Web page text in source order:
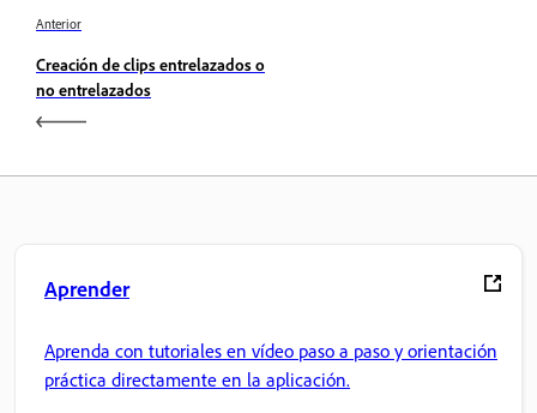
Anterior
Creación de clips entrelazados o
no entrelazados
Aprender
Aprenda con tutoriales en vídeo paso a paso y orientación
práctica directamente en la aplicación.